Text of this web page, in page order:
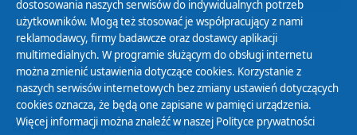
Polityka Prywatności
Zasady korzystania z Serwisu
Organizacje Pożytku Publicznego
dostosowania naszych serwisów do indywidualnych potrzeb
użytkowników. Mogą też stosować je współpracujący z nami
reklamodawcy, firmy badawcze oraz dostawcy aplikacji
multimedialnych. W programie służącym do obsługi internetu
można zmienić ustawienia dotyczące cookies. Korzystanie z
naszych serwisów internetowych bez zmiany ustawień dotyczących
cookies oznacza, że będą one zapisane w pamięci urządzenia.
Więcej informacji można znaleźć w naszej Polityce prywatności